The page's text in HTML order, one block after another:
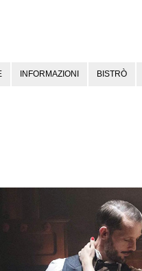
INFORMAZIONI BISTRÒ